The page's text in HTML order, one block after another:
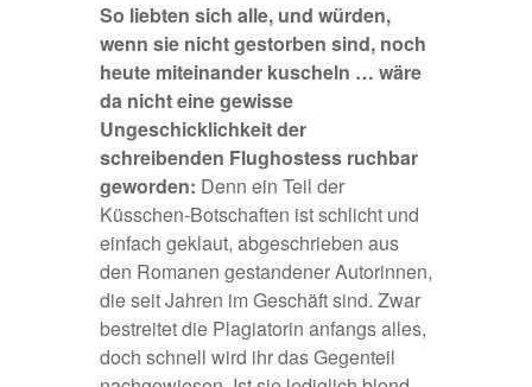
So liebten sich alle, und würden,
wenn sie nicht gestorben sind, noch
heute miteinander kuscheln … wäre
da nicht eine gewisse
Ungeschicklichkeit der
schreibenden Flughostess ruchbar
geworden: Denn ein Teil der
Küsschen-Botschaften ist schlicht und
einfach geklaut, abgeschrieben aus
den Romanen gestandener Autorinnen,
die seit Jahren im Geschäft sind. Zwar
bestreitet die Plagiatorin anfangs alles,
doch schnell wird ihr das Gegenteil